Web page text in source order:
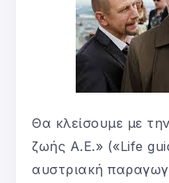
Θα κλείσουμε με
ζωής Α.Ε.» («Life
αυστριακή